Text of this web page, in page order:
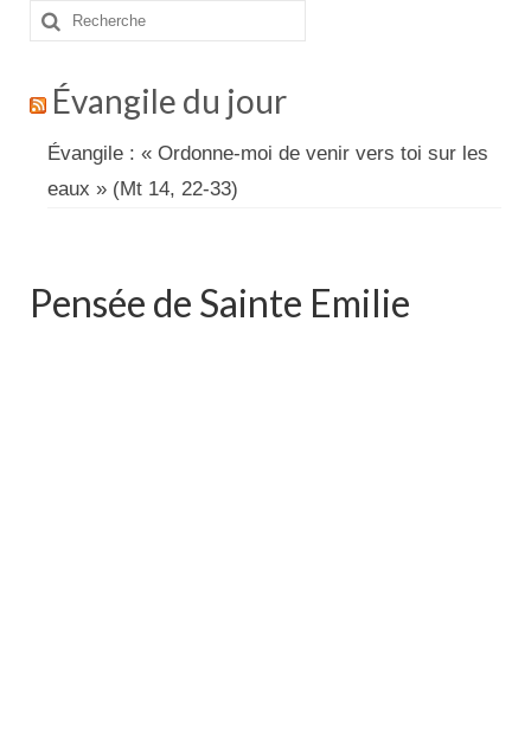
Rechercher
:
Évangile du jour
Évangile : « Ordonne-moi de venir vers toi sur les
eaux » (Mt 14, 22-33)
Pensée de Sainte Emilie